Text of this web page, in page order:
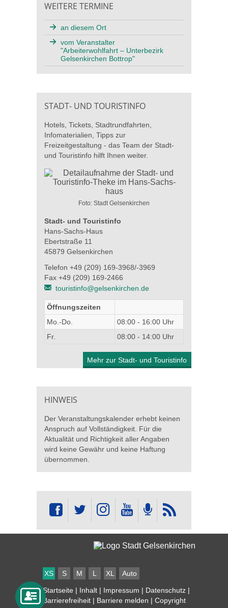
WEITERE TERMINE
an diesem Ort
vom Veranstalter
"Arbeiterwohlfahrt – Unterbezirk
Gelsenkirchen Bottrop"
STADT- UND TOURISTINFO
Hotels, Tickets, Stadtrundfahrten,
Infomaterialien, Tipps zur
Freizeitgestaltung - das Team der Stadt-
und Touristinfo hilft Ihnen weiter.
Foto: Stadt Gelsenkirchen
Stadt- und Touristinfo
Hans-Sachs-Haus
Ebertstraße 11
45879 Gelsenkirchen
Telefon +49 (209) 169-3968/-3969
Fax +49 (209) 169-2466
touristinfo@gelsenkirchen.de
Öffnungszeiten
Mo.-Do.
08:00 - 16:00 Uhr
Fr.
08:00 - 14:00 Uhr
Mehr zur Stadt- und Touristinfo
HINWEIS
Der Veranstaltungskalender erhebt keinen
Anspruch auf Vollständigkeit. Für die
Aktualität und Richtigkeit aller Angaben
wird keine Gewähr und keine Haftung
übernommen.
XS S M L XL Auto
Startseite | Inhalt | Impressum | Datenschutz |
Barrierefreiheit | Barriere melden | Copyright